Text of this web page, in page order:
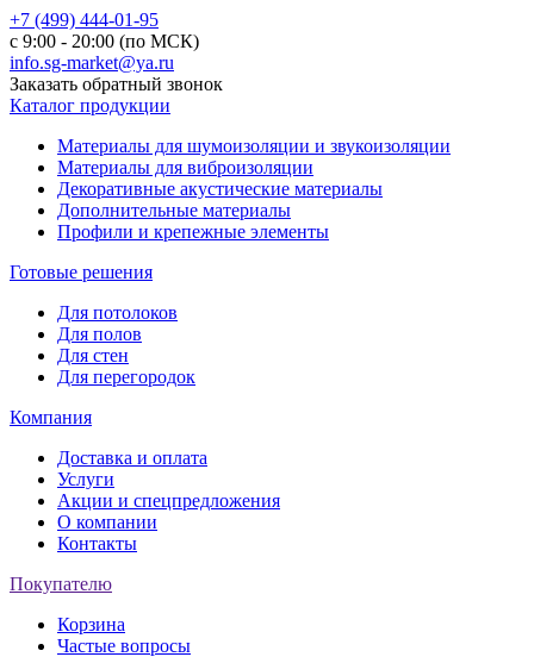
+7 (499) 444-01-95
с 9:00 - 20:00 (по МСК)
info.sg-market@ya.ru
Заказать обратный звонок
Каталог продукции
Материалы для шумоизоляции и звукоизоляции
Материалы для виброизоляции
Декоративные акустические материалы
Дополнительные материалы
Профили и крепежные элементы
Готовые решения
Для потолоков
Для полов
Для стен
Для перегородок
Компания
Доставка и оплата
Услуги
Акции и спецпредложения
О компании
Контакты
Покупателю
Корзина
Частые вопросы